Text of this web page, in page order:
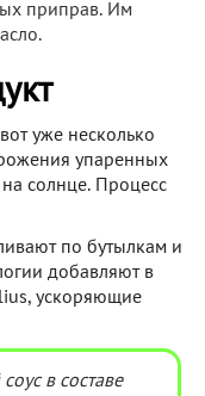
приправ. Им
уже несколько
упаренных
солнце. Процесс
по бутылкам и
добавляют в
ускоряющие
в составе